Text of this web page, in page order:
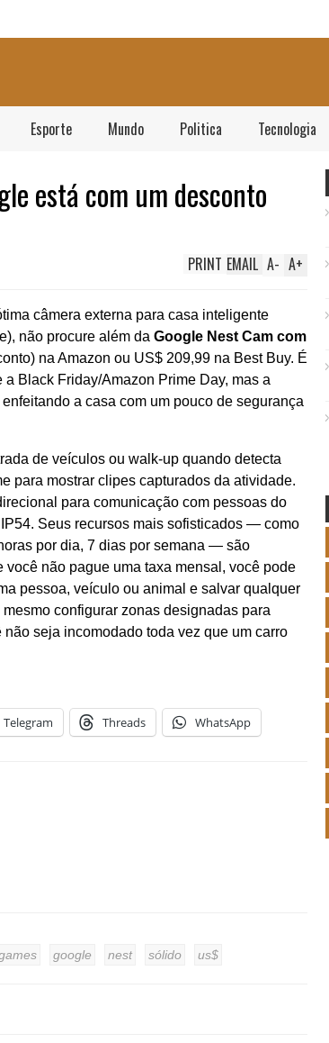
Esporte Mundo Politica Tecnologia
está com um desconto
A+
A-
EMAIL
PRINT
câmera externa para casa inteligente
não procure além da Google Nest Cam com
na Amazon ou US$ 209,99 na Best Buy. É
Black Friday/Amazon Prime Day, mas a
a casa com um pouco de segurança
de veículos ou walk-up quando detecta
para mostrar clipes capturados da atividade.
para comunicação com pessoas do
Seus recursos mais sofisticados — como
por dia, 7 dias por semana — são
não pague uma taxa mensal, você pode
pessoa, veículo ou animal e salvar qualquer
configurar zonas designadas para
seja incomodado toda vez que um carro
Telegram Threads WhatsApp
google nest sólido us$